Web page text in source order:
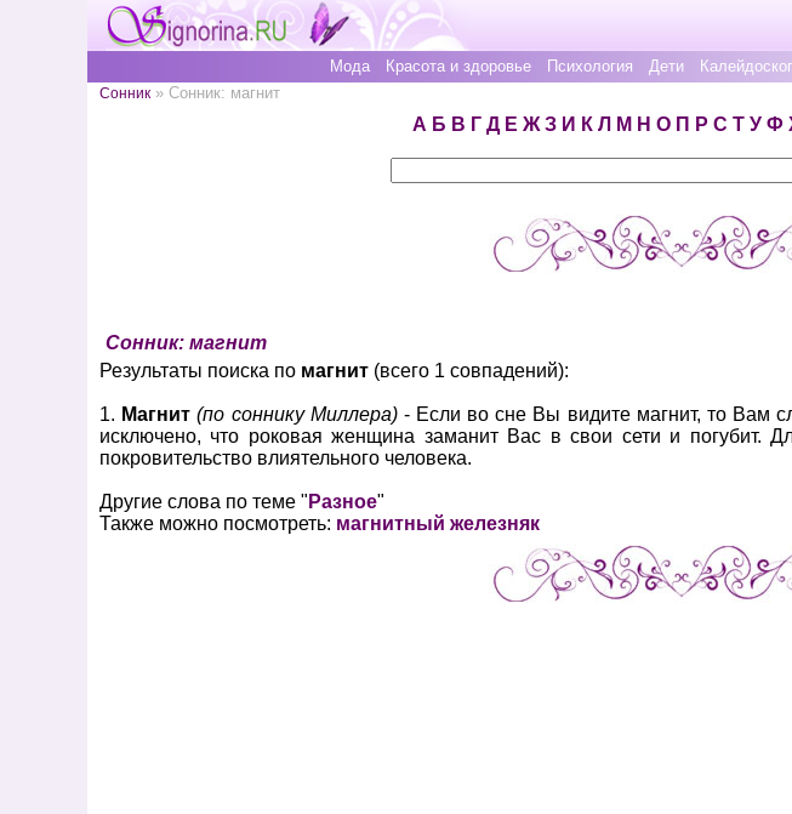
Мода Красота и здоровье Психология Дети
Сонник » Сонник: магнит
А Б В Г Д Е Ж З И К Л М Н О П Р С Т У Ф
Сонник: магнит
Результаты поиска по магнит (всего 1 совпадений):
1. Магнит(по соннику Миллера)- Если во сне Вы видите магнит, то Вам
исключено, что роковая женщина заманит Вас в свои сети и погубит.
покровительство влиятельного человека.
Другие слова по теме " Разное"
Также можно посмотреть: магнитный железняк